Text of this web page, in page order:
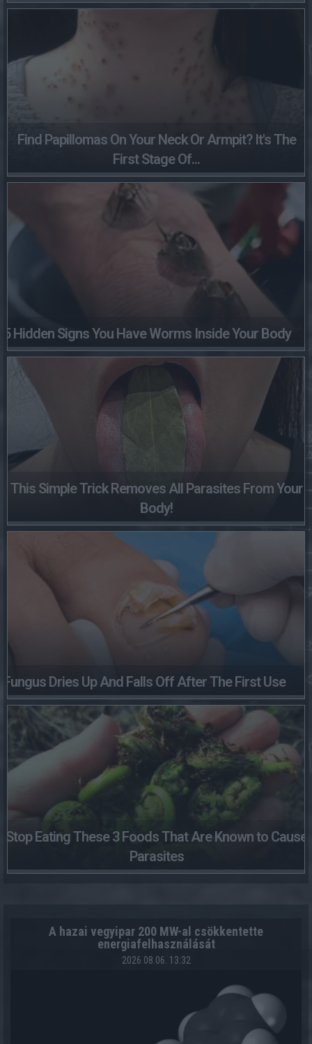
Find Papillomas On Your Neck Or Armpit? It's The
First Stage Of...
5 Hidden Signs You Have Worms Inside Your Body
This Simple Trick Removes All Parasites From Your
Body!
Fungus Dries Up And Falls Off After The First Use
Stop Eating These 3 Foods That Are Known to Cause
Parasites
A hazai vegyipar 200 MW-al csökkentette
energiafelhasználását
2026.08.06. 13:32